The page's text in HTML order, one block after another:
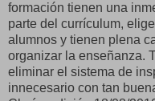
formación tienen una
parte del currículum,
alumnos y tienen plena
organizar la enseñanza.
eliminar el sistema de
innecesario con tan